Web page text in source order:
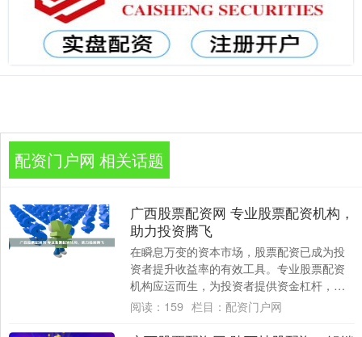
配资门户网 相关话题
广西股票配资网 专业股票配资机构，
助力投资腾飞
在瞬息万变的资本市场，股票配资已成为投
资者提升收益率的有效工具。专业股票配资
机构应运而生，为投资者提供资金杠杆，助
力投资腾飞。 首先，融资可以提供更多的资
阅读： 159 栏目： 配资门户网